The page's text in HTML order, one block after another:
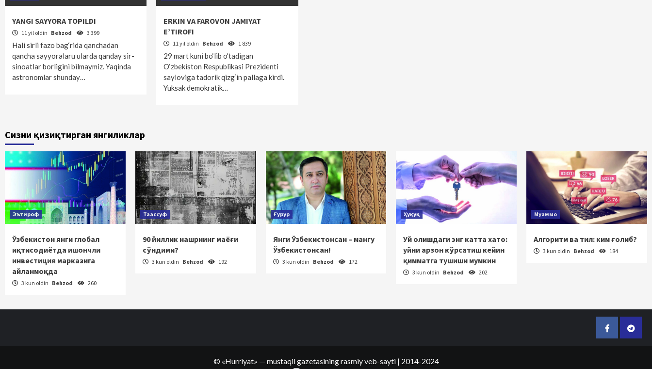
YANGI SAYYORA TOPILDI
11 yil oldin Behzod 3 399
Hali sirli fazo bag‘rida qanchadan
qancha sayyoralaru ularda qanday sir-
sinoatlar borligini bilmaymiz. Yaqinda
astronomlar shunday…
ERKIN VA FAROVON JAMIYAT
E’TIROFI
11 yil oldin Behzod 1 839
29 mart kuni bo‘lib o‘tadigan
O‘zbekiston Respublikasi Prezidenti
sayloviga tadorik qizg‘in pallaga kirdi.
Yuksak demokratik…
Сизни қизиқтирган янгиликлар
Эътироф
Ўзбекистон янги глобал
иқтисодиётда ишончли
инвестиция марказига
айланмоқда
3 kun oldin Behzod 260
Таассуф
90 йиллик нашрнинг маёғи
сўндими?
3 kun oldin Behzod 192
Ғурур
Янги Ўзбекистонсан – мангу
Ўзбекистонсан!
3 kun oldin Behzod 172
Ҳуқуқ
Уй олишдаги энг катта хато:
уйни арзон кўрсатиш кейин
қимматга тушиши мумкин
3 kun oldin Behzod 202
Муаммо
Алгоритм ва тил: ким ғолиб?
3 kun oldin Behzod 184
Facebook
© «Hurriyat» — mustaqil gazetasining rasmiy veb-sayti | 2014-2024